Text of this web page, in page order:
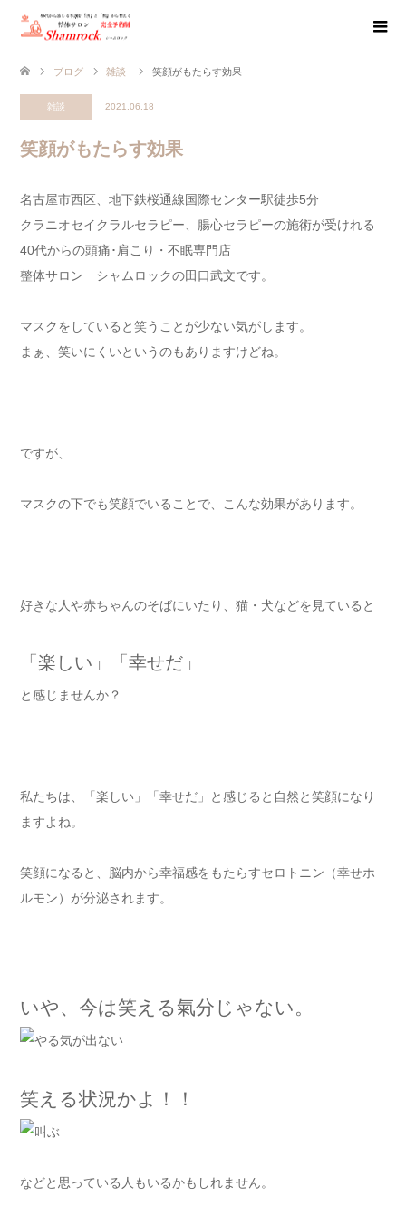
ブログ 雑談 笑顔がもたらす効果
雑談 2021.06.18
笑顔がもたらす効果
名古屋市西区、地下鉄桜通線国際センター駅徒歩5分
クラニオセイクラルセラピー、腸心セラピーの施術が受けれる
40代からの頭痛･肩こり・不眠専門店
整体サロン シャムロックの田口武文です。
マスクをしていると笑うことが少ない気がします。
まぁ、笑いにくいというのもありますけどね。
ですが、
マスクの下でも笑顔でいることで、こんな効果があります。
好きな人や赤ちゃんのそばにいたり、猫・犬などを見ていると
「楽しい」「幸せだ」
と感じませんか？
私たちは、「楽しい」「幸せだ」と感じると自然と笑顔になり
ますよね。
笑顔になると、脳内から幸福感をもたらすセロトニン（幸せホ
ルモン）が分泌されます。
いや、今は笑える氣分じゃない。
笑える状況かよ！！
などと思っている人もいるかもしれません。